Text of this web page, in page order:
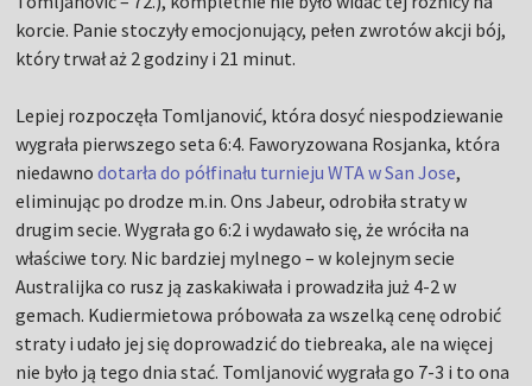
korcie. Panie stoczyły emocjonujący, pełen zwrotów akcji bój,
który trwał aż 2 godziny i 21 minut.
Lepiej rozpoczęła Tomljanović, która dosyć niespodziewanie
wygrała pierwszego seta 6:4. Faworyzowana Rosjanka, która
niedawnodotarła do półfinału turnieju WTA w San Jose,
eliminując po drodze m.in. Ons Jabeur, odrobiła straty w
drugim secie. Wygrała go 6:2 i wydawało się, że wróciła na
właściwe tory. Nic bardziej mylnego – w kolejnym secie
Australijka co rusz ją zaskakiwała i prowadziła już 4-2 w
gemach. Kudiermietowa próbowała za wszelką cenę odrobić
straty i udało jej się doprowadzić do tiebreaka, ale na więcej
nie było ją tego dnia stać. Tomljanović wygrała go 7-3 i to ona